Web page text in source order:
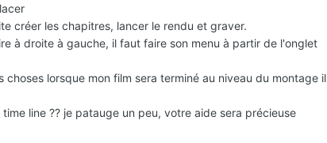
créer les chapitres, lancer le rendu et graver.
à droite à gauche, il faut faire son menu à partir de l'onglet
lorsque mon film sera terminé au niveau du montage il
line ?? je patauge un peu, votre aide sera précieuse